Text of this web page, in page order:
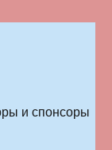
и спонсоры